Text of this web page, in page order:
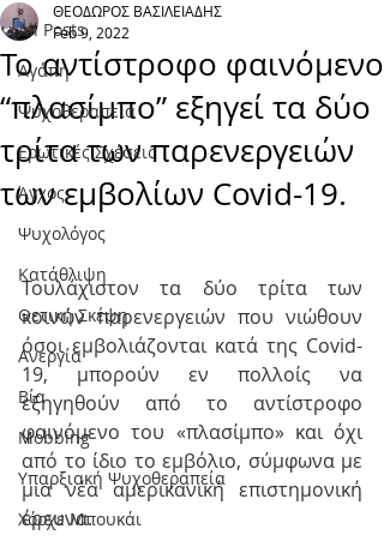
All Posts
Αγάπη
Ψυχοθεραπεία
Ερωτικές Σχέσεις
Άγχος
Ψυχολόγος
Κατάθλιψη
Θετική Σκέψη
Ανεργία
Βία
Mobbing
Υπαρξιακή Ψυχοθεραπεία
Χόρχε Μπουκάι
Το αντίστροφο φαινόμενο
“πλασίμπο” εξηγεί τα δύο
τρίτα των παρενεργειών
των εμβολίων Covid-19.
ΘΕΟΔΩΡΟΣ ΒΑΣΙΛΕΙΑΔΗΣ
Feb 9, 2022
Τουλάχιστον τα δύο τρίτα των
κοινών παρενεργειών που νιώθουν
όσοι εμβολιάζονται κατά της Covid-
19, μπορούν εν πολλοίς να
εξηγηθούν από το αντίστροφο
φαινόμενο του «πλασίμπο» και όχι
από το ίδιο το εμβόλιο, σύμφωνα με
μια νέα αμερικανική επιστημονική
έρευνα.